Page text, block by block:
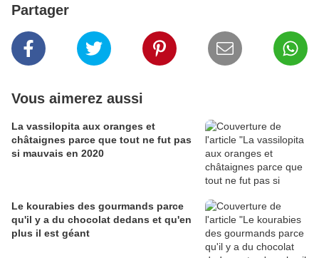
Partager
Vous aimerez aussi
La vassilopita aux oranges et
châtaignes parce que tout ne fut pas
si mauvais en 2020
Le kourabies des gourmands parce
qu'il y a du chocolat dedans et qu'en
plus il est géant